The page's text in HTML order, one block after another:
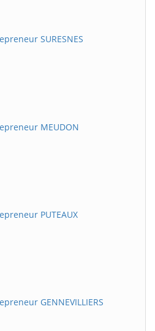
SURESNES
MEUDON
PUTEAUX
GENNEVILLIERS